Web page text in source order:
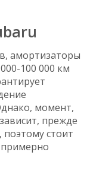
амортизаторы
100 000 км
момент,
прежде
поэтому стоит